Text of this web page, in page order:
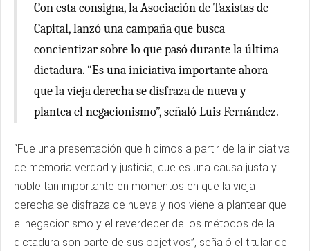
Con esta consigna, la Asociación de Taxistas de
Capital, lanzó una campaña que busca
concientizar sobre lo que pasó durante la última
dictadura. “Es una iniciativa importante ahora
que la vieja derecha se disfraza de nueva y
plantea el negacionismo”, señaló Luis Fernández.
“Fue una presentación que hicimos a partir de la iniciativa
de memoria verdad y justicia, que es una causa justa y
noble tan importante en momentos en que la vieja
derecha se disfraza de nueva y nos viene a plantear que
el negacionismo y el reverdecer de los métodos de la
dictadura son parte de sus objetivos”, señaló el titular de